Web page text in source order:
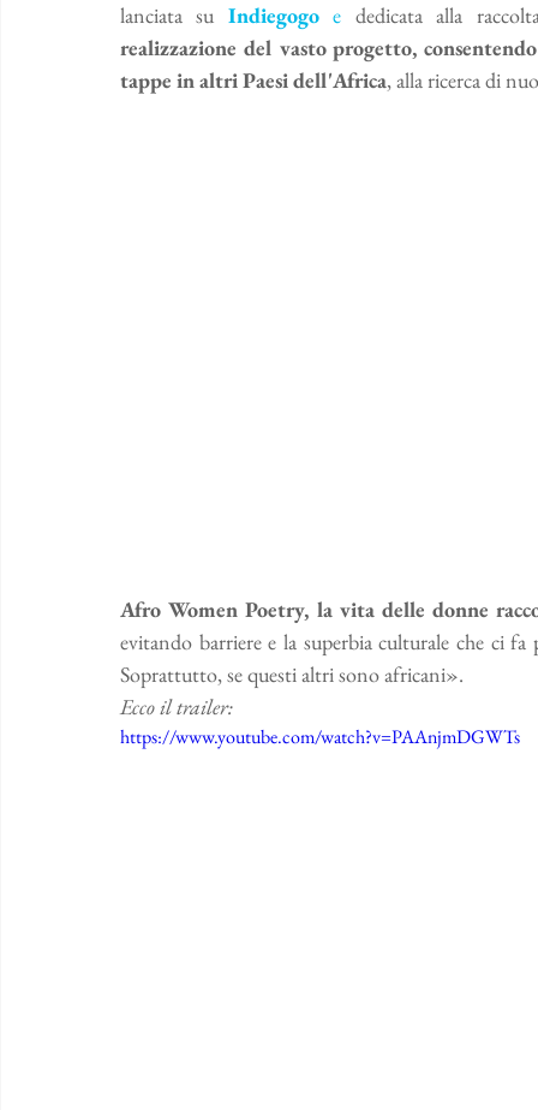
lanciata su Indiegogo e dedicata alla
realizzazione del vasto progetto,
tappe in altri Paesi dell'Africa, alla ricerca di
Afro Women Poetry, la vita delle donne
evitando barriere e la superbia culturale che ci
Soprattutto, se questi altri sono africani».
Ecco il trailer:
https://www.youtube.com/watch?v=PAAnjmDGWTs